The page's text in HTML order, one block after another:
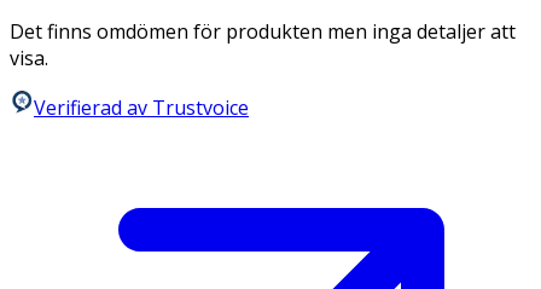
Det finns omdömen för produkten men inga detaljer att
visa.
Verifierad av Trustvoice